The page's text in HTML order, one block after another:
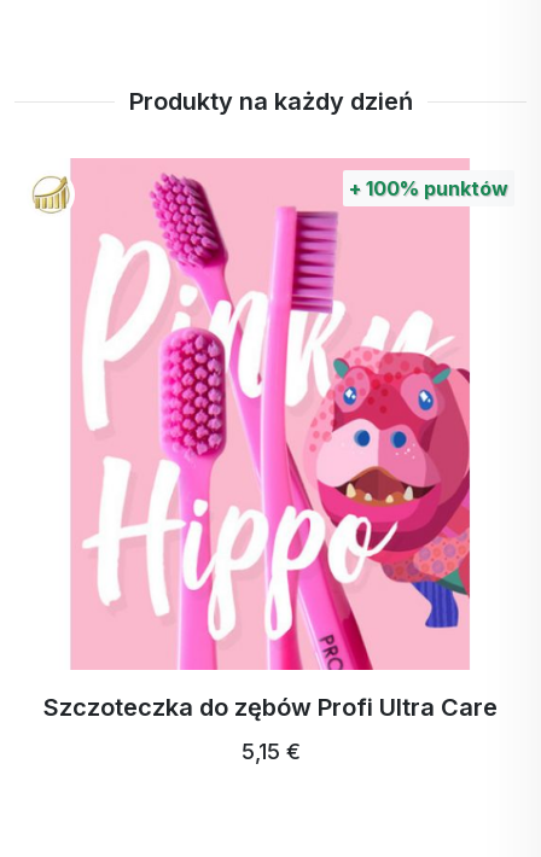
Produkty na każdy dzień
+ 100% punktów
Szczoteczka do zębów Profi Ultra Care
5,15 €